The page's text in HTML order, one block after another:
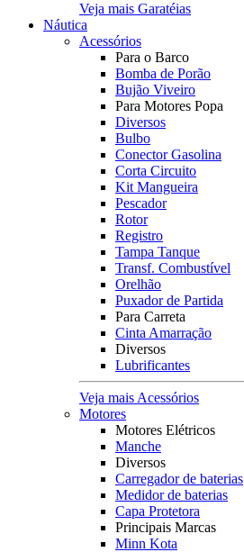
Veja mais Garatéias
Náutica
Acessórios
Para o Barco
Bomba de Porão
Bujão Viveiro
Para Motores Popa
Diversos
Bulbo
Conector Gasolina
Corta Circuito
Kit Mangueira
Pescador
Rotor
Registro
Tampa Tanque
Transf. Combustível
Orelhão
Puxador de Partida
Para Carreta
Cinta Amarração
Diversos
Lubrificantes
Veja mais Acessórios
Motores
Motores Elétricos
Manche
Diversos
Carregador de baterias
Medidor de baterias
Capa Protetora
Principais Marcas
Minn Kota